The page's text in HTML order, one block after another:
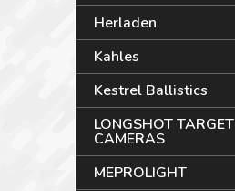
Herladen
Kahles
Kestrel Ballistics
LONGSHOT TARGET
CAMERAS
MEPROLIGHT